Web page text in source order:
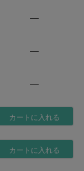
の
ヨコの合
紙」をダウ
用紙をスキャ
ださい。
(PDF)
—
—
—
カートに入れる
カートに入れる